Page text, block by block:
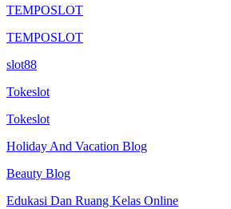
TEMPOSLOT
TEMPOSLOT
slot88
Tokeslot
Tokeslot
Holiday And Vacation Blog
Beauty Blog
Edukasi Dan Ruang Kelas Online